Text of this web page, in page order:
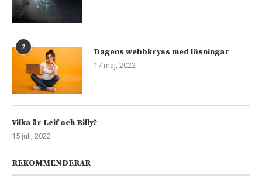
2 Dagens webbkryss med lösningar
17 maj, 2022
Vilka är Leif och Billy?
15 juli, 2022
REKOMMENDERAR